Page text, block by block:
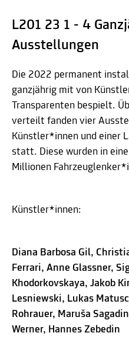
L201 23 1 - 4
Ausstellungen
Die 2022 permanent
ganzjährig mit von
Transparenten bespielt.
verteilt fanden vier
Künstler*innen und einer
statt. Diese wurden in
Millionen
Künstler*innen:
Diana Barbosa Gil,
Ferrari, Anne Glassner,
Khodorkovskaya, Jakob
Lesniewski, Lukas
Rohrauer, Maruša
Werner, Hannes Zebedin